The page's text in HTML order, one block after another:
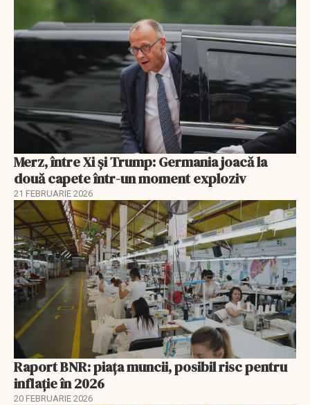
Merz, între Xi și Trump: Germania joacă la
două capete într-un moment exploziv
21 FEBRUARIE 2026
Raport BNR: piața muncii, posibil risc pentru
inflație în 2026
20 FEBRUARIE 2026